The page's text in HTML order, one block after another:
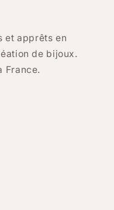
et apprêts en
de bijoux.
France.